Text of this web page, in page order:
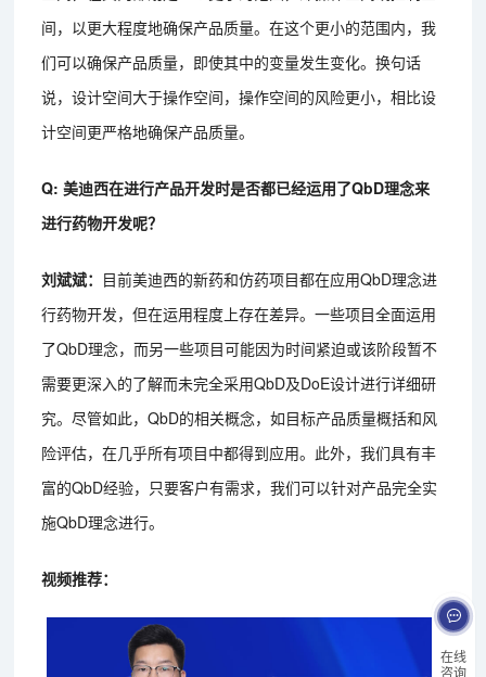
在线
咨询
间，以更大程度地确保产品质量。在这个更小的范围内，我
们可以确保产品质量，即使其中的变量发生变化。换句话
说，设计空间大于操作空间，操作空间的风险更小，相比设
计空间更严格地确保产品质量。
Q: 美迪西在进行产品开发时是否都已经运用了QbD理念来
进行药物开发呢？
刘斌斌： 目前美迪西的新药和仿药项目都在应用QbD理念进
行药物开发，但在运用程度上存在差异。一些项目全面运用
了QbD理念，而另一些项目可能因为时间紧迫或该阶段暂不
需要更深入的了解而未完全采用QbD及DoE设计进行详细研
究。尽管如此，QbD的相关概念，如目标产品质量概括和风
险评估，在几乎所有项目中都得到应用。此外，我们具有丰
富的QbD经验，只要客户有需求，我们可以针对产品完全实
施QbD理念进行。
视频推荐：